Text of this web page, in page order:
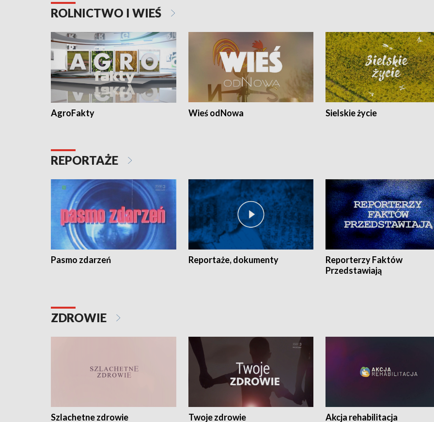
ROLNICTWO I WIEŚ
AgroFakty Wieś odNowa Sielskie życie
REPORTAŻE
Pasmo zdarzeń Reportaże, dokumenty
Reporterzy Faktów
Przedstawiają
ZDROWIE
Szlachetne zdrowie Twoje zdrowie Akcja rehabilitacja